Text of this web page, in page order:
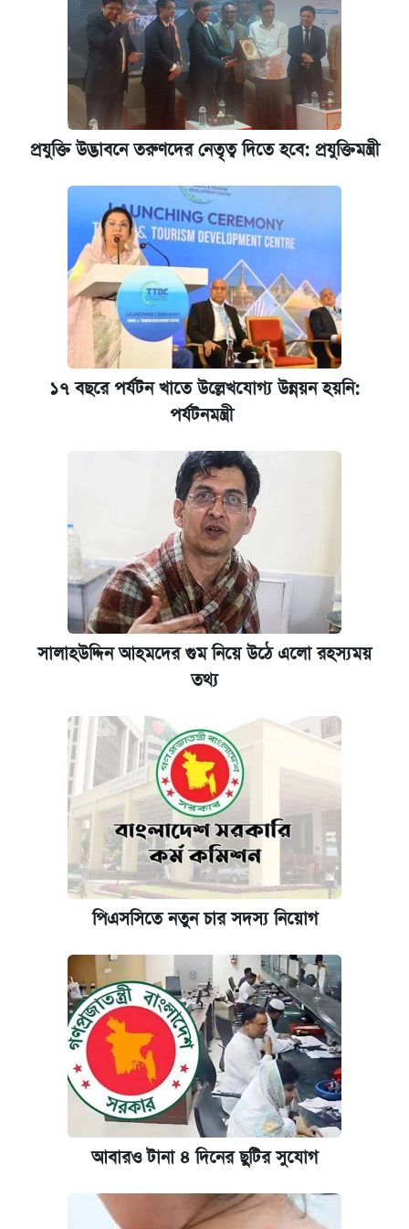
রাষ্ট্রবিরোধী কর্মকাণ্ড: ঢাবির কয়েকজন শিক্ষকের
বিরুদ্ধে ব্যবস্থা
আজকের বাজারে স্বর্ণের দাম (৬ আগস্ট)
আবেদন শুরু
প্রযুক্তি উদ্ভাবনে তরুণদের নেতৃত্ব দিতে হবে: প্রযুক্তিমন্ত্রী
১৭ বছরে পর্যটন খাতে উল্লেখযোগ্য উন্নয়ন হয়নি:
পর্যটনমন্ত্রী
সালাহউদ্দিন আহমদের গুম নিয়ে উঠে এলো রহস্যময়
তথ্য
পিএসসিতে নতুন চার সদস্য নিয়োগ
আবারও টানা ৪ দিনের ছুটির সুযোগ